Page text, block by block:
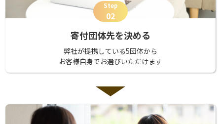
Step
02
寄付団体先を決める
弊社が提携している5団体から
お客様自身でお選びいただけます